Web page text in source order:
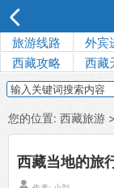
旅游线路 外宾
西藏攻略
西藏
您的位置: 西藏旅游 >
西藏当地的旅